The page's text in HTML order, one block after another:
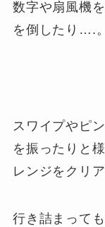
数字や扇風機
を倒したり….。
スワイプやピ
を振ったりと
レンジをクリ
行き詰まって